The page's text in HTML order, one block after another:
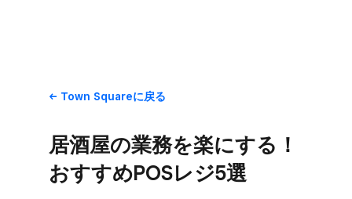
Town Squareに​戻る
居酒屋の​業務を​楽に​する！​
おすすめPOSレジ5選